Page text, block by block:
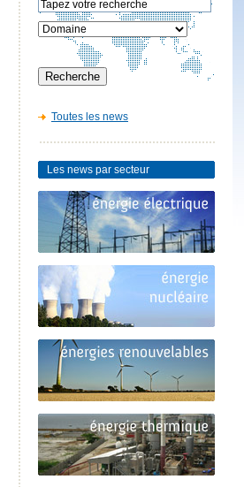
Toutes les news
Les news par secteur